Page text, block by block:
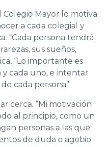
Mayor lo motiva
a cada colegial y
“Cada persona tendrá
sus sueños,
“Lo importante es
cada uno, e intentar
cada persona”.
cerca. “Mi motivación
al principio, como un
personas a las que
de duda o agobio